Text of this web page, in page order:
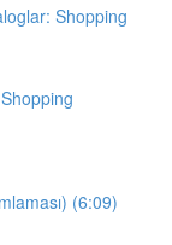
Shopping
(6:09)